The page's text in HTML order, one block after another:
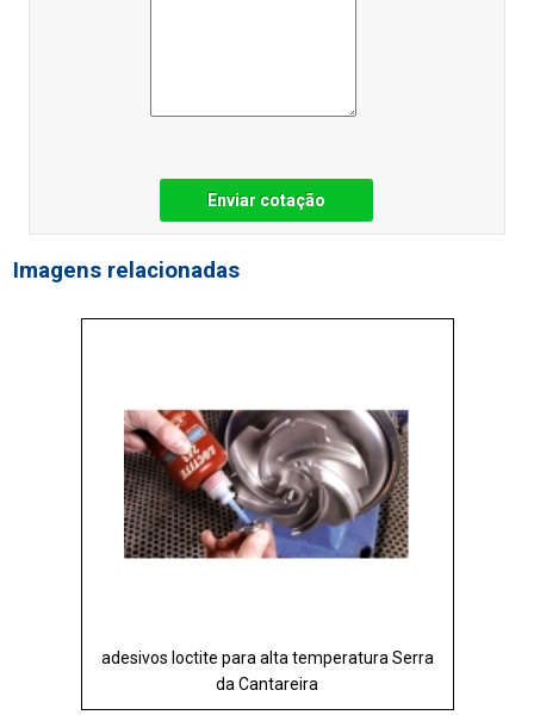
Enviar cotação
Imagens relacionadas
adesivos loctite para alta temperatura Serra
da Cantareira